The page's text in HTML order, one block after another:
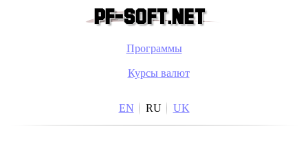
Программы
Курсы валют
EN RU UK